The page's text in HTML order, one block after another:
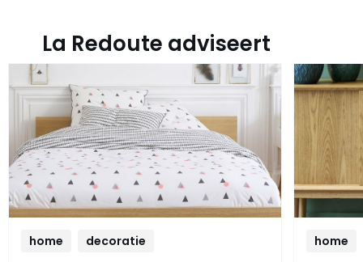
La Redoute adviseert
home decoratie home